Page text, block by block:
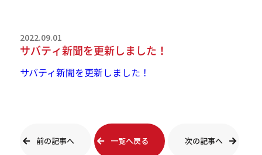
2022.09.01
サバティ新聞を更新しました！
サバティ新聞を更新しました！
前の記事へ 一覧へ戻る 次の記事へ